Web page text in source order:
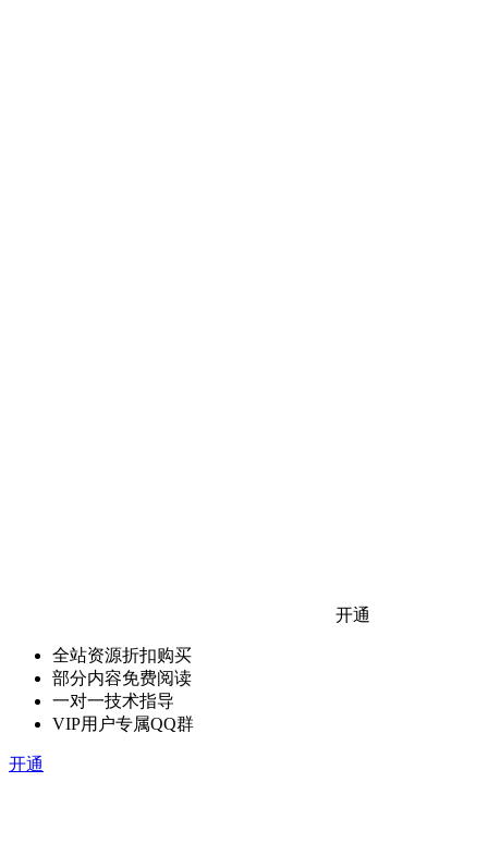
开通
全站资源折扣购买
部分内容免费阅读
一对一技术指导
VIP用户专属QQ群
开通